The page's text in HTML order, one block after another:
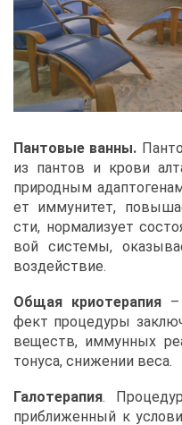
Пан­то­вые ванны.
из пан­тов и кро­ви
при­род­ным
ет им­му­ни­тет,
сти, нор­ма­ли­зу­ет
вой си­сте­мы,
воз­дей­ствие.
Об­щая крио­те­ра­пия
фект про­це­ду­ры
ве­ществ, им­мун­ных
то­ну­са, сни­же­нии ве­са.
Га­ло­те­ра­пия.
при­бли­жен­ный к